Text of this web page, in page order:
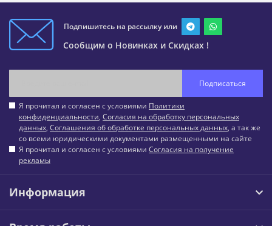
Подпишитесь на рассылку или
Сообщим о Новинках и Скидках !
Подписаться
Я прочитал и согласен с условиями Политики
конфиденциальности, Согласия на обработку персональных
данных, Соглашения об обработке персональных данных, а так же
со всеми юридическими документами размещенными на сайте
Я прочитал и согласен с условиями Согласия на получение
рекламы
Информация